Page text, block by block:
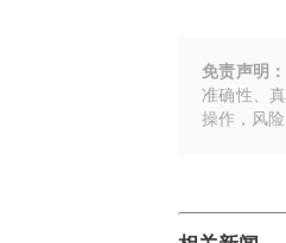
免责声明：
准确性、
操作，风险